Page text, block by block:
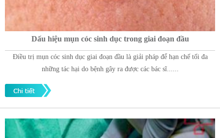
Dấu hiệu mụn cóc sinh dục trong giai đoạn đầu
Điều trị mụn cóc sinh dục giai đoạn đầu là giải pháp để hạn chế tối đa
những tác hại do bệnh gây ra được các bác sĩ......